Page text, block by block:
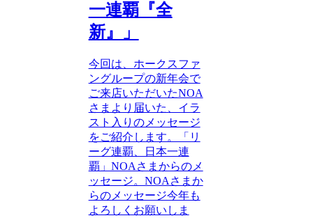
一連覇『全
新』」
今回は、ホークスファ
ングループの新年会で
ご来店いただいたNOA
さまより届いた、イラ
スト入りのメッセージ
をご紹介します。「リ
ーグ連覇、日本一連
覇」NOAさまからのメ
ッセージ。NOAさまか
らのメッセージ今年も
よろしくお願いしま